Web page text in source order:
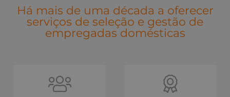
Há mais de uma década a oferecer
serviços de seleção e gestão de
empregadas domésticas